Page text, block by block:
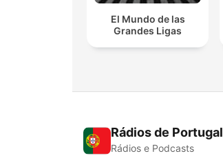
El Mundo de las
Grandes Ligas
Rádios de Portugal
Rádios e Podcasts